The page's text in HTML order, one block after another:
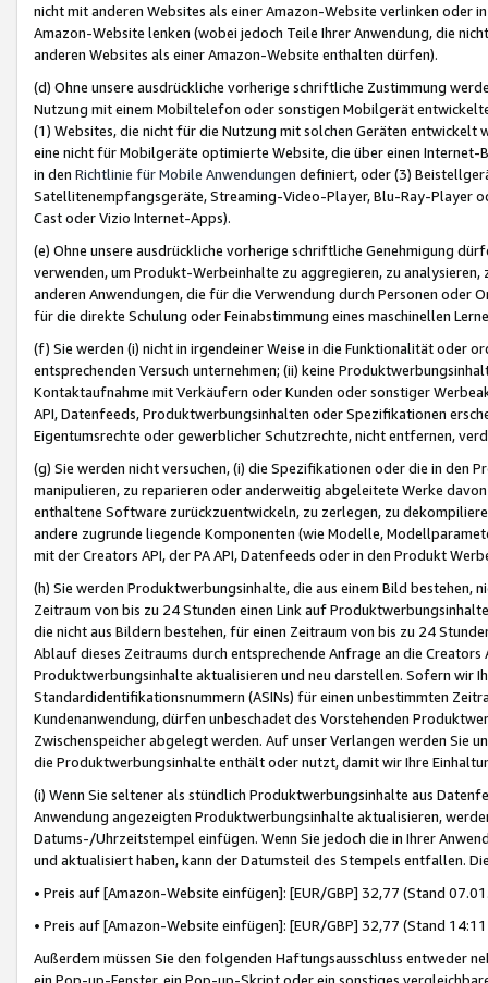
nicht mit anderen Websites als einer Amazon-Website verlinken oder
Amazon-Website lenken (wobei jedoch Teile Ihrer Anwendung, die
anderen Websites als einer Amazon-Website enthalten dürfen).
(d) Ohne unsere ausdrückliche vorherige schriftliche Zustimmung
Nutzung mit einem Mobiltelefon oder sonstigen Mobilgerät
(1) Websites, die nicht für die Nutzung mit solchen Geräten
eine nicht für Mobilgeräte optimierte Website, die über einen
in den Richtlinie für Mobile Anwendungen definiert, oder (3)
Satellitenempfangsgeräte, Streaming-Video-Player, Blu-Ray-Player
Cast oder Vizio Internet-Apps).
(e) Ohne unsere ausdrückliche vorherige schriftliche Genehmigung
verwenden, um Produkt-Werbeinhalte zu aggregieren, zu
anderen Anwendungen, die für die Verwendung durch Personen
für die direkte Schulung oder Feinabstimmung eines maschinellen
(f) Sie werden (i) nicht in irgendeiner Weise in die Funktionalität oder
entsprechenden Versuch unternehmen; (ii) keine
Kontaktaufnahme mit Verkäufern oder Kunden oder sonstiger
API, Datenfeeds, Produktwerbungsinhalten oder Spezifikationen
Eigentumsrechte oder gewerblicher Schutzrechte, nicht entfernen,
(g) Sie werden nicht versuchen, (i) die Spezifikationen oder die in
manipulieren, zu reparieren oder anderweitig abgeleitete Werke
enthaltene Software zurückzuentwickeln, zu zerlegen, zu
andere zugrunde liegende Komponenten (wie Modelle,
mit der Creators API, der PA API, Datenfeeds oder in den Produkt
(h) Sie werden Produktwerbungsinhalte, die aus einem Bild bestehen,
Zeitraum von bis zu 24 Stunden einen Link auf
die nicht aus Bildern bestehen, für einen Zeitraum von bis zu 24
Ablauf dieses Zeitraums durch entsprechende Anfrage an die
Produktwerbungsinhalte aktualisieren und neu darstellen. Sofern wir
Standardidentifikationsnummern (ASINs) für einen unbestimmten
Kundenanwendung, dürfen unbeschadet des Vorstehenden
Zwischenspeicher abgelegt werden. Auf unser Verlangen werden Sie
die Produktwerbungsinhalte enthält oder nutzt, damit wir Ihre
(i) Wenn Sie seltener als stündlich Produktwerbungsinhalte aus
Anwendung angezeigten Produktwerbungsinhalte aktualisieren,
Datums-/Uhrzeitstempel einfügen. Wenn Sie jedoch die in Ihrer
und aktualisiert haben, kann der Datumsteil des Stempels entfallen.
• Preis auf [Amazon-Website einfügen]: [EUR/GBP] 32,77 (Stand
• Preis auf [Amazon-Website einfügen]: [EUR/GBP] 32,77 (Stand
Außerdem müssen Sie den folgenden Haftungsausschluss entweder
ein Pop-up-Fenster, ein Pop-up-Skript oder ein sonstiges